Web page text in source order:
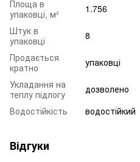
Площа в
упаковці, м²
1.756
Штук в
упаковці
8
Продається
кратно
упаковці
Укладання на
теплу підлогу
дозволено
Водостійкість
водостійкий
Відгуки